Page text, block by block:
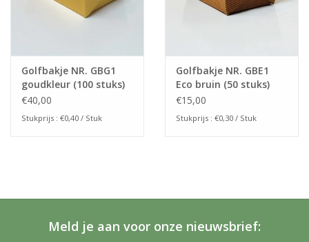
Golfbakje NR. GBG1
goudkleur (100 stuks)
€40,00
Stukprijs : €0,40 / Stuk
Golfbakje NR. GBE1
Eco bruin (50 stuks)
€15,00
Stukprijs : €0,30 / Stuk
Meld je aan voor onze nieuwsbrief: